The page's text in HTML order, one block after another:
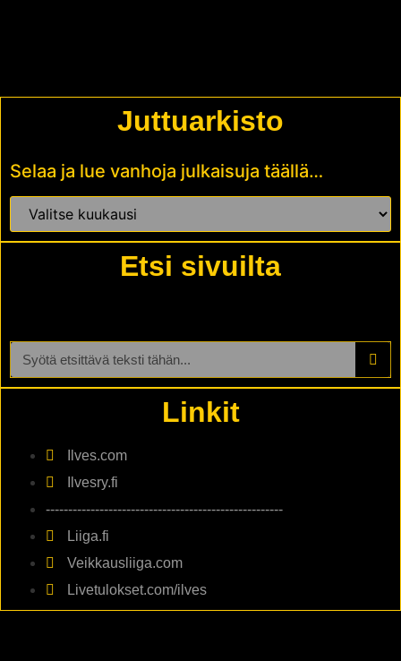
Juttuarkisto
Selaa ja lue vanhoja julkaisuja täällä…
Etsi sivuilta
Linkit
Ilves.com
Ilvesry.fi
-----------------------------------------------------
Liiga.fi
Veikkausliiga.com
Livetulokset.com/ilves